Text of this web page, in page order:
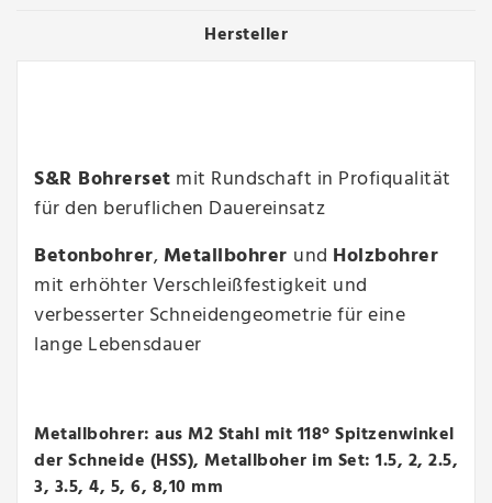
Hersteller
S&R Bohrerset mit Rundschaft in Profiqualität
für den beruflichen Dauereinsatz
Betonbohrer, Metallbohrer und Holzbohrer
mit erhöhter Verschleißfestigkeit und
verbesserter Schneidengeometrie für eine
lange Lebensdauer
Metallbohrer: aus M2 Stahl mit 118° Spitzenwinkel
der Schneide (HSS), Metallboher im Set: 1.5, 2, 2.5,
3, 3.5, 4, 5, 6, 8,10 mm